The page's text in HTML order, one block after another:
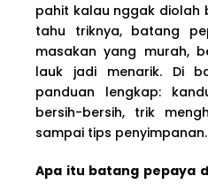
pahit kalau nggak diolah
tahu triknya, batang
masakan yang murah,
lauk jadi menarik. Di
panduan lengkap:
bersih-bersih, trik
sampai tips penyimpanan.
Apa itu batang pepaya